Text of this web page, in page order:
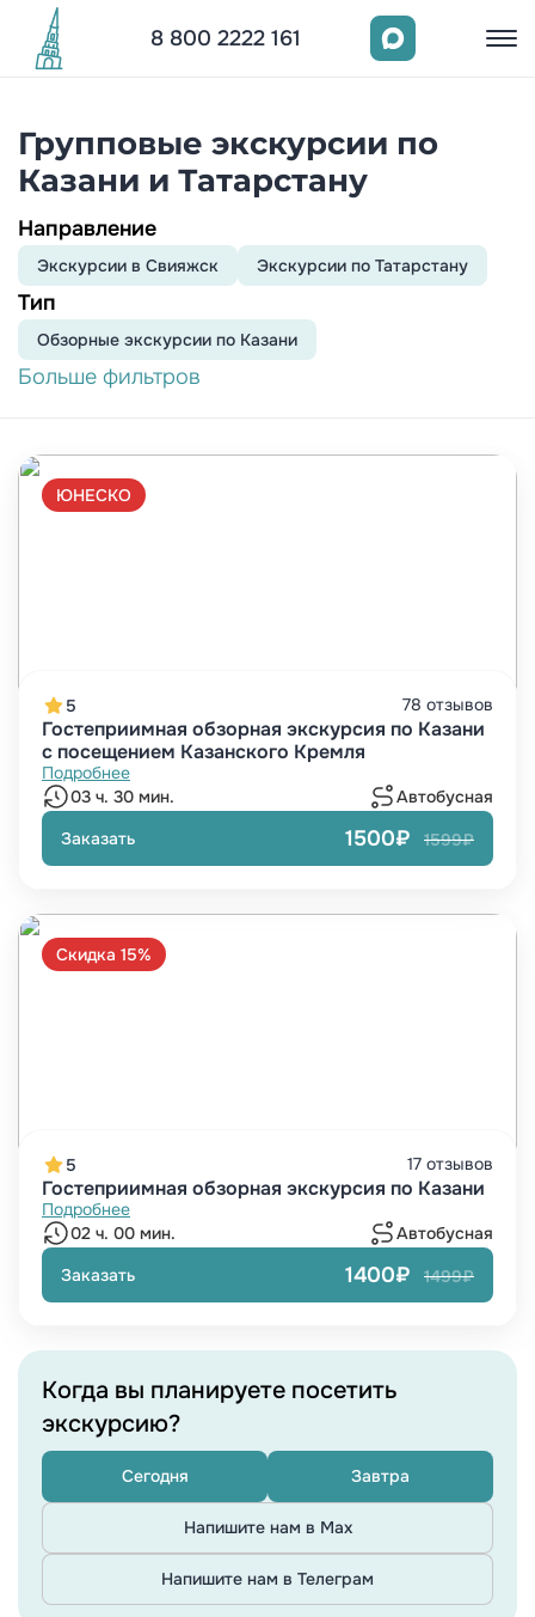
8 800 2222 161
Групповые экскурсии по
Казани и Татарстану
Направление
Экскурсии в Свияжск Экскурсии по Татарстану
Тип
Обзорныe экскурсии по Казани
Больше фильтров
ЮНЕСКО
5 78 отзывов
Гостеприимная обзорная экскурсия по Казани
с посещением Казанского Кремля
Подробнее
03 ч. 30 мин.
Автобусная
Заказать
1500₽ 1599₽
Скидка 15%
5 17 отзывов
Гостеприимная обзорная экскурсия по Казани
Подробнее
02 ч. 00 мин.
Автобусная
Заказать
1400₽ 1499₽
Когда вы планируете посетить
экскурсию?
Сегодня Завтра
Напишите нам в Max
Напишите нам в Телеграм